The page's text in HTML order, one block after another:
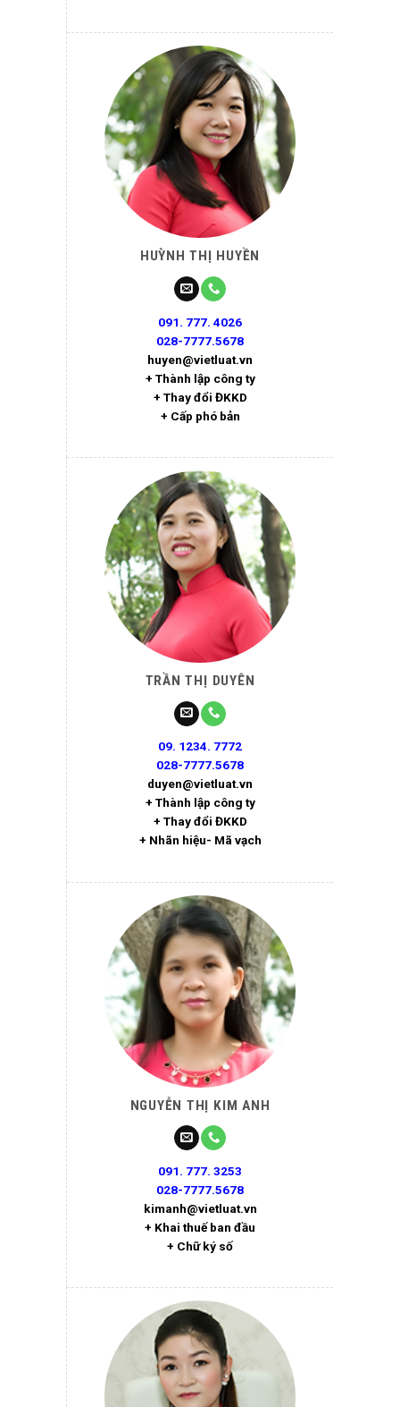
HUỲNH THỊ HUYỀN
091. 777. 4026
028-7777.5678
huyen@vietluat.vn
+ Thành lập công ty
+ Thay đổi ĐKKD
+ Cấp phó bản
TRẦN THỊ DUYÊN
09. 1234. 7772
028-7777.5678
duyen@vietluat.vn
+ Thành lập công ty
+ Thay đổi ĐKKD
+ Nhãn hiệu- Mã vạch
NGUYỄN THỊ KIM ANH
091. 777. 3253
028-7777.5678
kimanh@vietluat.vn
+ Khai thuế ban đầu
+ Chữ ký số